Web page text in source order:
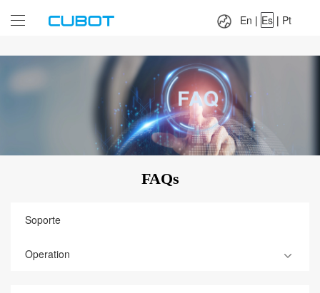
Pt
En | Es | Pt
FAQs
Soporte
Operation